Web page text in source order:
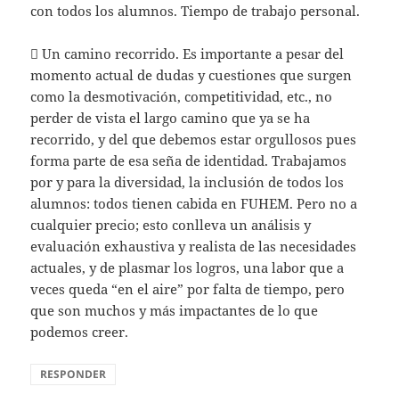
con todos los alumnos. Tiempo de trabajo personal.
 Un camino recorrido. Es importante a pesar del
momento actual de dudas y cuestiones que surgen
como la desmotivación, competitividad, etc., no
perder de vista el largo camino que ya se ha
recorrido, y del que debemos estar orgullosos pues
forma parte de esa seña de identidad. Trabajamos
por y para la diversidad, la inclusión de todos los
alumnos: todos tienen cabida en FUHEM. Pero no a
cualquier precio; esto conlleva un análisis y
evaluación exhaustiva y realista de las necesidades
actuales, y de plasmar los logros, una labor que a
veces queda “en el aire” por falta de tiempo, pero
que son muchos y más impactantes de lo que
podemos creer.
RESPONDER